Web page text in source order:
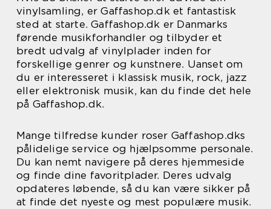
vinylsamling, er Gaffashop.dk et fantastisk
sted at starte. Gaffashop.dk er Danmarks
førende musikforhandler og tilbyder et
bredt udvalg af vinylplader inden for
forskellige genrer og kunstnere. Uanset om
du er interesseret i klassisk musik, rock, jazz
eller elektronisk musik, kan du finde det hele
på Gaffashop.dk.
Mange tilfredse kunder roser Gaffashop.dks
pålidelige service og hjælpsomme personale.
Du kan nemt navigere på deres hjemmeside
og finde dine favoritplader. Deres udvalg
opdateres løbende, så du kan være sikker på
at finde det nyeste og mest populære musik.